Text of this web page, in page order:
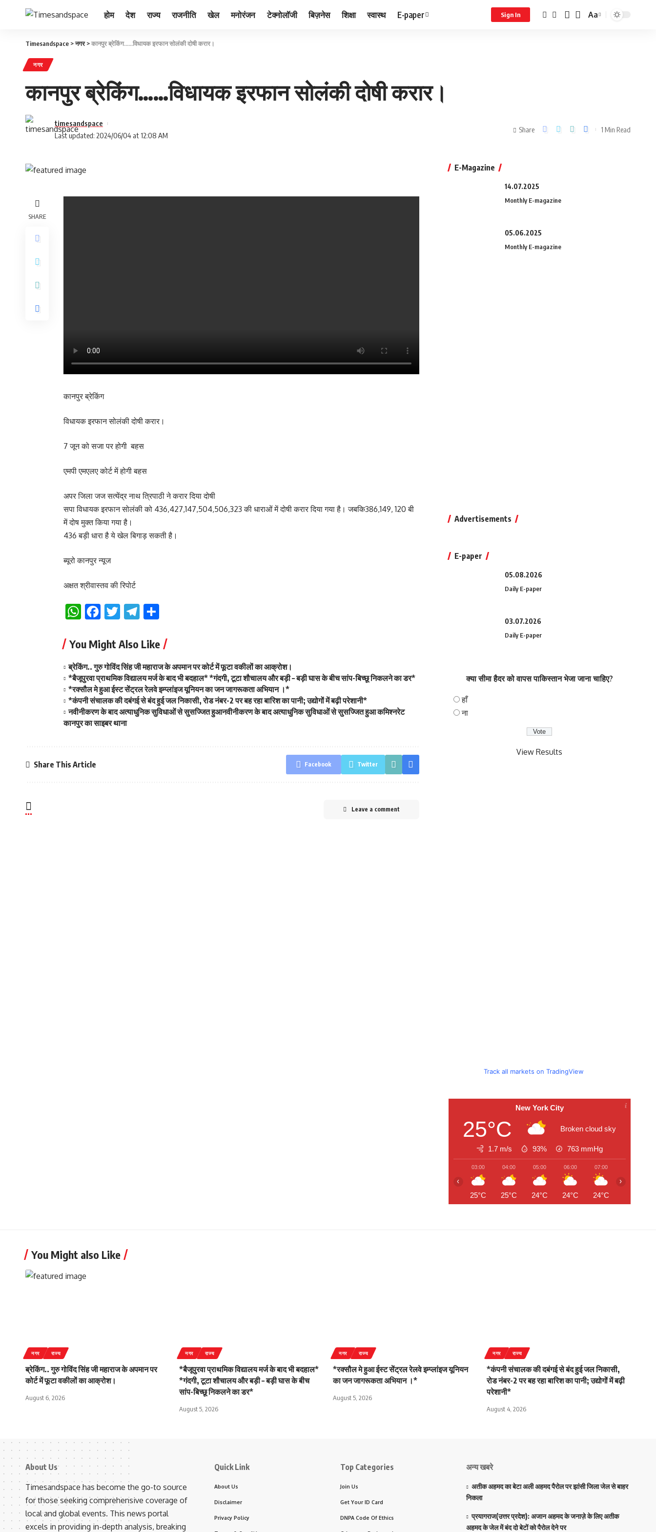
होम देश राज्य राजनीति खेल मनोरंजन टेक्नोलॉजी बिज़नेस शिक्षा स्वास्थ E-paper Sign In Aa
Timesandspace >नगर>कानपुर ब्रेकिंग……विधायक इरफान सोलंकी दोषी करार।
नगर
कानपुर ब्रेकिंग……विधायक इरफान सोलंकी दोषी करार।
Last updated: 2024/06/04 at 12:08 AM
timesandspace
Share 1 Min Read
SHARE
कानपुर ब्रेकिंग
विधायक इरफान सोलंकी दोषी करार।
7 जून को सजा पर होगी बहस
एमपी एमएलए कोर्ट में होगी बहस
अपर जिला जज सत्येंद्र नाथ त्रिपाठी ने करार दिया दोषी
सपा विधायक इरफान सोलंकी को 436,427,147,504,506,323 की धाराओं में दोषी करार दिया गया है। जबकि386,149, 120 बी
में दोष मुक्त किया गया है।
436 बड़ी धारा है ये खेल बिगाड़ सकती है।
ब्यूरो कानपुर न्यूज
अक्षत श्रीवास्तव की रिपोर्ट
WhatsApp
Facebook
TwitterTelegram
You Might Also Like
ब्रेकिंग.. गुरु गोविंद सिंह जी महाराज के अपमान पर कोर्ट में फूटा वकीलों का आक्रोश।
*बैजूपुरवा प्राथमिक विद्यालय मर्ज के बाद भी बदहाल* *गंदगी, टूटा शौचालय और बड़ी – बड़ी घास के बीच सांप-बिच्छू निकलने का डर*
*रक्सौल मे हुआ ईस्ट सेंट्रल रेलवे इम्प्लांइज यूनियन का जन जागरूकता अभियान ।*
*कंपनी संचालक की दबंगई से बंद हुई जल निकासी, रोड नंबर-2 पर बह रहा बारिश का पानी; उद्योगों में बढ़ी परेशानी*
नवीनीकरण के बाद अत्याधुनिक सुविधाओं से सुसज्जित हुआनवीनीकरण के बाद अत्याधुनिक सुविधाओं से सुसज्जित हुआ कमिश्नरेट
कानपुर का साइबर थाना
Share This Article Facebook Twitter
Leave a comment
E-Magazine
14.07.2025
Monthly E-magazine
05.06.2025
Monthly E-magazine
Advertisements
E-paper
05.08.2026
Daily E-paper
03.07.2026
Daily E-paper
क्या सीमा हैदर को वापस पाकिस्तान भेजा जाना चाहिए?
हाँ
ना
View Results
Track all markets on TradingView
New York City
25°C Broken cloud sky
1.7 m/s 93% 763 mmHg
03:00
25°C
04:00
25°C
05:00
24°C
06:00
24°C
07:00
24°C
‹ ›
You Might also Like
नगर राज्य
ब्रेकिंग.. गुरु गोविंद सिंह जी महाराज के अपमान पर
कोर्ट में फूटा वकीलों का आक्रोश।
August 6, 2026
नगर राज्य
*बैजूपुरवा प्राथमिक विद्यालय मर्ज के बाद भी बदहाल*
*गंदगी, टूटा शौचालय और बड़ी – बड़ी घास के बीच
सांप-बिच्छू निकलने का डर*
August 5, 2026
नगर राज्य
*रक्सौल मे हुआ ईस्ट सेंट्रल रेलवे इम्प्लांइज यूनियन
का जन जागरूकता अभियान ।*
August 5, 2026
नगर राज्य
*कंपनी संचालक की दबंगई से बंद हुई जल निकासी,
रोड नंबर-2 पर बह रहा बारिश का पानी; उद्योगों में बढ़ी
परेशानी*
August 4, 2026
About Us
Timesandspace has become the go-to source
for those seeking comprehensive coverage of
local and global events. This news portal
excels in providing in-depth analysis, breaking
Quick Link
About Us
Disclaimer
Privacy Policy
Top Categories
Join Us
Get Your ID Card
DNPA Code Of Ethics
अन्य खबरे
अतीक अहमद का बेटा अली अहमद पैरोल पर झांसी जिला जेल से बाहर
निकला
प्रयागराज(उत्तर प्रदेश): अजान अहमद के जनाज़े के लिए अतीक
अहमद के जेल में बंद दो बेटों को पैरोल देने पर